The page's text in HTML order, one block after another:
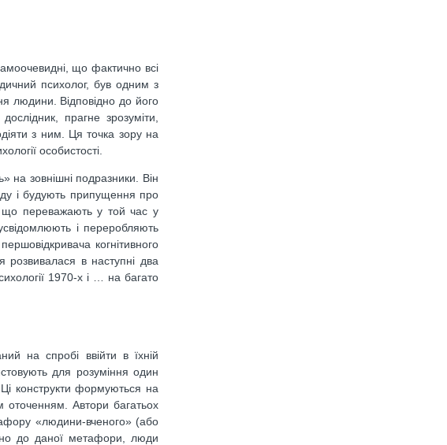
що фактично всі
психолог, був одним з
людини. Відповідно до його
прагне зрозуміти,
з ним. Ця точка зору на
особистості.
на зовнішні подразники. Він
і будують припущення про
що переважають у той час у
і переробляють
когнітивного
в наступні два
1970-х і … на багато
на спробі ввійти в їхній
для розуміння один
Ці конструкти формуються на
оточенням. Автори багатьох
«людини-вченого» (або
до даної метафори, люди